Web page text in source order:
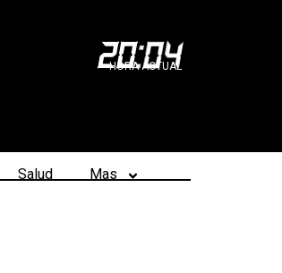
20:04
HORA ACTUAL
Salud Mas